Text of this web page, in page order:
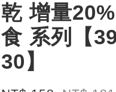
乾 增量
食 系列【
30】